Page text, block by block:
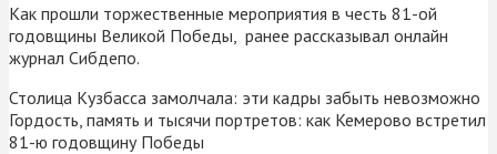
Как прошли торжественные мероприятия в честь 81-ой
годовщины Великой Победы, ранее рассказывал онлайн
журнал Сибдепо.
Столица Кузбасса замолчала: эти кадры забыть невозможно
Гордость, память и тысячи портретов: как Кемерово встретил
81-ю годовщину Победы